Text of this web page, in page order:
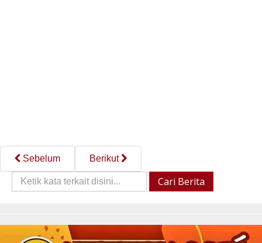
Sebelum
Berikut
Cari
Berita::
Cari Berita